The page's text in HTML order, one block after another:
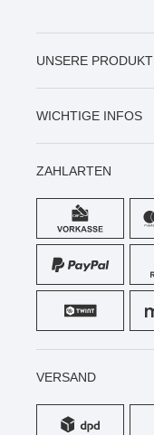
UNSERE
WICHTIGE INFOS
ZAHLARTEN
VERSAND